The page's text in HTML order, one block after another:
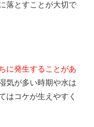
落とすことが大切で
に発生することがあ
気が多い時期や水は
はコケが生えやすく